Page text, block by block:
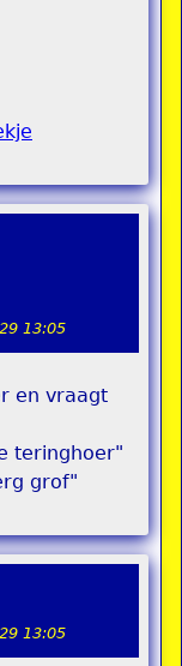
13:05
en vraagt
teringhoer"
grof"
13:05